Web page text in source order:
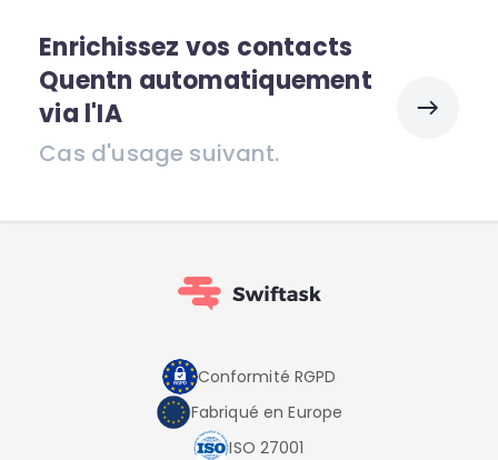
Enrichissez vos contacts
Quentn automatiquement
via l'IA
Cas d'usage suivant.
Conformité RGPD
Fabriqué en Europe
ISO 27001